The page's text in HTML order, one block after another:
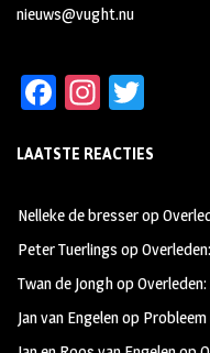
nieuws@vught.nu
Fa
b
oo
k
In
ag
m
tt
LAATSTE REACTIES
Nelleke de bresserop
Peter Tuerlings op
Twan de Jonghop
Jan van Engelenop